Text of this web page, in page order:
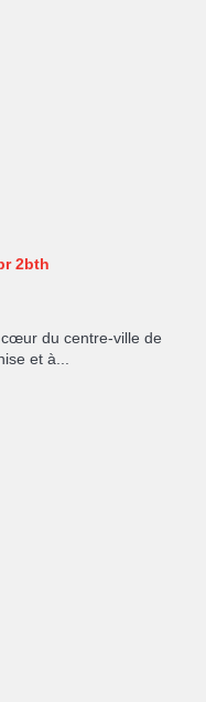
2bth
du centre-ville de
et à...